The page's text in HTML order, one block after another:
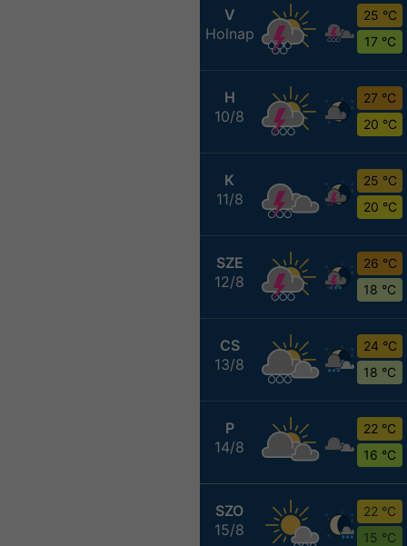
V
Holnap
25 °C
17 °C
H
10/8
27 °C
20 °C
K
11/8
25 °C
20 °C
SZE
12/8
26 °C
18 °C
CS
13/8
24 °C
18 °C
P
14/8
22 °C
16 °C
SZO
15/8
22 °C
15 °C